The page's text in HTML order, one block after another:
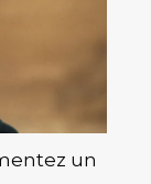
un